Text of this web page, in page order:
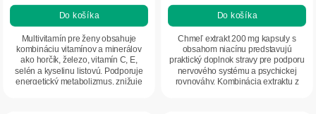
Do košíka
Multivitamín pre ženy obsahuje
kombináciu vitamínov a minerálov
ako horčík, železo, vitamín C, E,
selén a kyselinu listovú. Podporuje
energetický metabolizmus, znižuje
Do košíka
Chmeľ extrakt 200 mg kapsuly s
obsahom niacínu predstavujú
praktický doplnok stravy pre podporu
nervového systému a psychickej
rovnováhy. Kombinácia extraktu z